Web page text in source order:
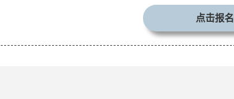
点击报名